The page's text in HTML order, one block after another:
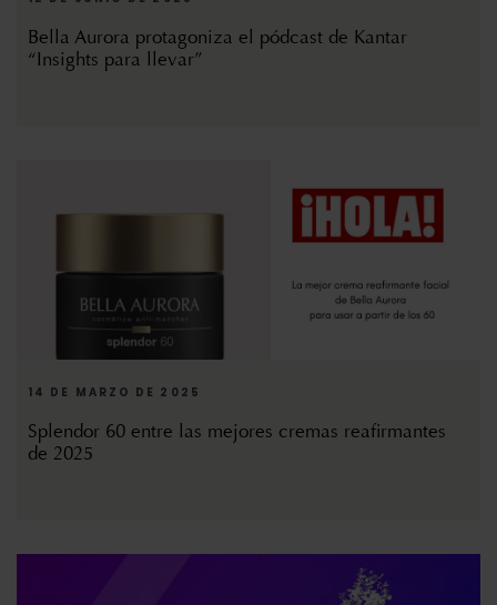
Bella Aurora protagoniza el pódcast de Kantar
“Insights para llevar”
14 DE MARZO DE 2025
Splendor 60 entre las mejores cremas reafirmantes
de 2025